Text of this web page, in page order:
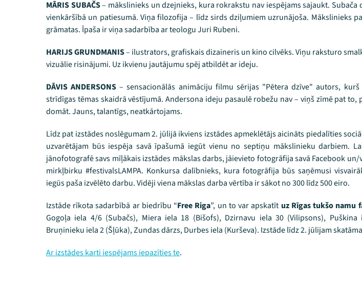
MĀRIS SUBAČS– mākslinieks un dzejnieks, kura rokrakstu nav iespējams sajaukt. Subača
vienkāršībā un patiesumā. Viņa filozofija – līdz sirds dziļumiem uzrunājoša. Mākslinieks
grāmatas. Īpaša ir viņa sadarbība ar teologu Juri Rubeni.
HARIJS GRUNDMANIS– ilustrators, grafiskais dizaineris un kino cilvēks. Viņu raksturo
vizuālie risinājumi. Uz ikvienu jautājumu spēj atbildēt ar ideju.
DĀVIS ANDERSONS – sensacionālās animāciju filmu sērijas "Pētera dzīve" autors,
strīdīgas tēmas skaidrā vēstījumā. Andersona ideju pasaulē robežu nav – viņš zīmē pat to,
domāt. Jauns, talantīgs, neatkārtojams.
Līdz pat izstādes noslēgumam 2. jūlijā ikviens izstādes apmeklētājs aicināts piedalīties
uzvarētājam būs iespēja savā īpašumā iegūt vienu no septiņu mākslinieku darbiem.
jānofotografē savs mīļākais izstādes mākslas darbs, jāievieto fotogrāfija savā Facebook
mirkļbirku #festivalsLAMPA. Konkursa dalībnieks, kura fotogrāfija būs saņēmusi
iegūs paša izvēlēto darbu. Vidēji viena mākslas darba vērtība ir sākot no 300 līdz 500 eiro.
Izstāde rīkota sadarbībā ar biedrību “Free Riga”, un to var apskatīt uz Rīgas tukšo namu
Gogoļa iela 4/6 (Subačs), Miera iela 18 (Bišofs), Dzirnavu iela 30 (Vilipsons), Puškina
Bruņinieku iela 2 (Šļūka), Zundas dārzs, Durbes iela (Kurševa). Izstāde līdz 2. jūlijam
Ar izstādes karti iespējams iepazīties te.